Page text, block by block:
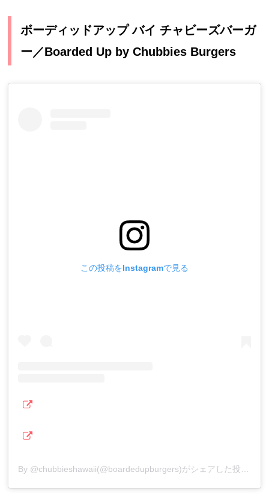
ボーディッドアップ バイ チャビーズバーガ
ー／Boarded Up by Chubbies Burgers
この投稿をInstagramで見る